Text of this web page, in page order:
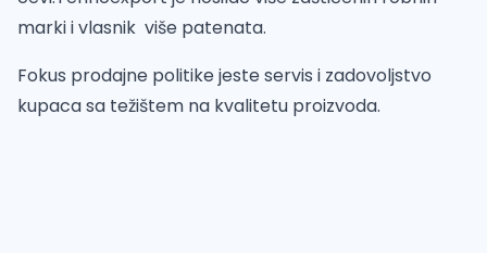
marki i vlasnik više patenata.
Fokus prodajne politike jeste servis i zadovoljstvo
kupaca sa težištem na kvalitetu proizvoda.